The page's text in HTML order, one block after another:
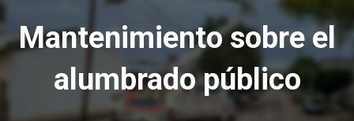
Mantenimiento sobre el
alumbrado público